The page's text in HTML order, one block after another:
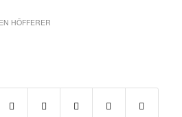
HÖFFERER